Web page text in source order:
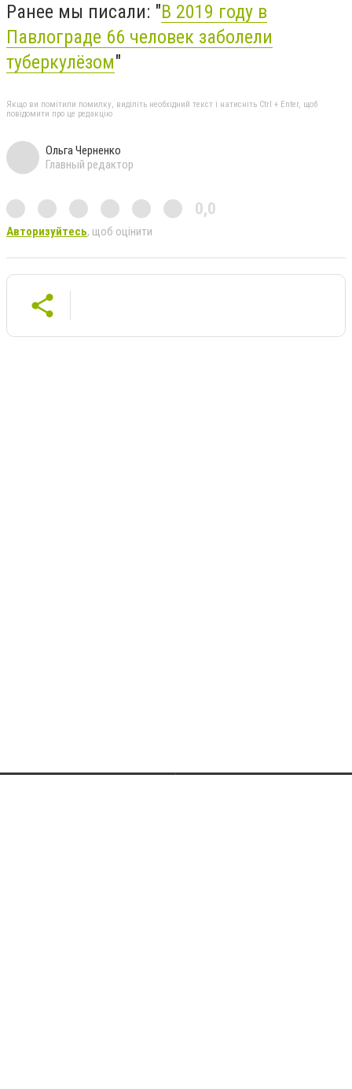
Ранее мы писали: "В 2019 году в
Павлограде 66 человек заболели
туберкулёзом"
Якщо ви помітили помилку, виділіть необхідний текст і натисніть Ctrl + Enter, щоб
повідомити про це редакцію
Ольга Черненко
Главный редактор
0,0
Авторизуйтесь, щоб оцінити